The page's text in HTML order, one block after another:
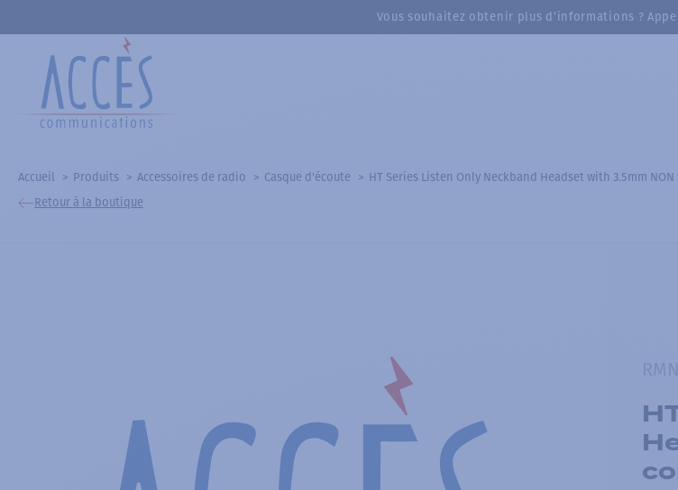
Vous souhaitez obtenir plus d’informations ?
Accueil Produits Accessoires de radio Casque d'écoute
HT Series Listen Only Neckband Headset with 3.5mm
Retour à la boutique